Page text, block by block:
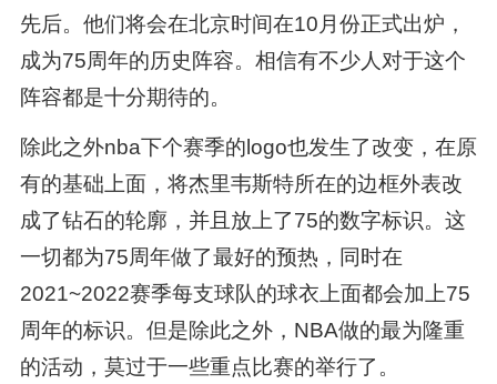
先后。他们将会在北京时间在10月份正式出炉，
成为75周年的历史阵容。相信有不少人对于这个
阵容都是十分期待的。
除此之外nba下个赛季的logo也发生了改变，在原
有的基础上面，将杰里韦斯特所在的边框外表改
成了钻石的轮廓，并且放上了75的数字标识。这
一切都为75周年做了最好的预热，同时在
2021~2022赛季每支球队的球衣上面都会加上75
周年的标识。但是除此之外，NBA做的最为隆重
的活动，莫过于一些重点比赛的举行了。